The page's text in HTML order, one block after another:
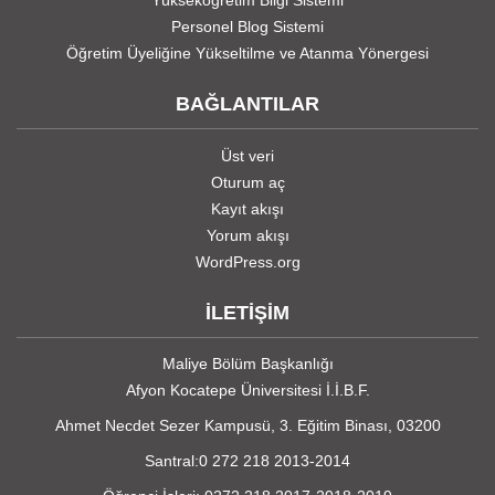
Personel Blog Sistemi
Öğretim Üyeliğine Yükseltilme ve Atanma Yönergesi
BAĞLANTILAR
Üst veri
Oturum aç
Kayıt akışı
Yorum akışı
WordPress.org
İLETİŞİM
Maliye Bölüm Başkanlığı
Afyon Kocatepe Üniversitesi İ.İ.B.F.
Ahmet Necdet Sezer Kampusü, 3. Eğitim Binası, 03200
Santral:0 272 218 2013-2014